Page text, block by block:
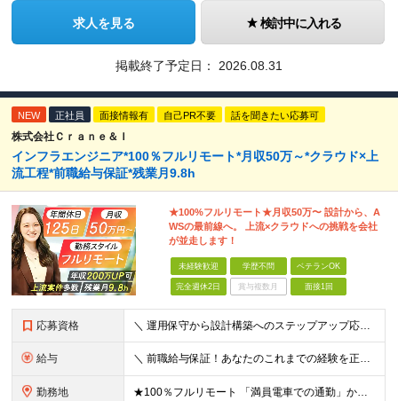
求人を見る 検討中に入れる
掲載終了予定日： 2026.08.31
NEW 正社員 面接情報有 自己PR不要 話を聞きたい応募可
株式会社Ｃｒａｎｅ＆Ｉ
インフラエンジニア*100％フルリモート*月収50万～*クラウド×上
流工程*前職給与保証*残業月9.8h
★100%フルリモート★月収50万〜 設計から、A
WSの最前線へ。 上流×クラウドへの挑戦を会社
が並走します！
未経験歓迎 学歴不問 ベテランOK
完全週休2日 賞与複数月 面接1回
応募資格 ＼ 運用保守から設計構築へのステップアップ応援！ ／ ★学歴・分野不問（運用保守経験のみでも歓迎） ★「設計・構築に挑戦したい」「市場価値を高めたい」という意欲を重視！ ┗豊富な案件（SIer直下など
給与 ＼ 前職給与保証！あなたのこれまでの経験を正当評価 ／ ★月収50万円～スタート！【年俸600万～1,162万8,000円（12分割）】 ――「頑張りが給与に直結しない…」そんな不満とは無縁の環境で
勤務地 ★100％フルリモート 「満員電車での通勤」から卒業できます！ ★転勤なし 【本社】 東京都新宿区神楽坂1-2 研究社英語センタービル3階 本社またはプロジェクト先にて勤務いただきます！ ※プロジ